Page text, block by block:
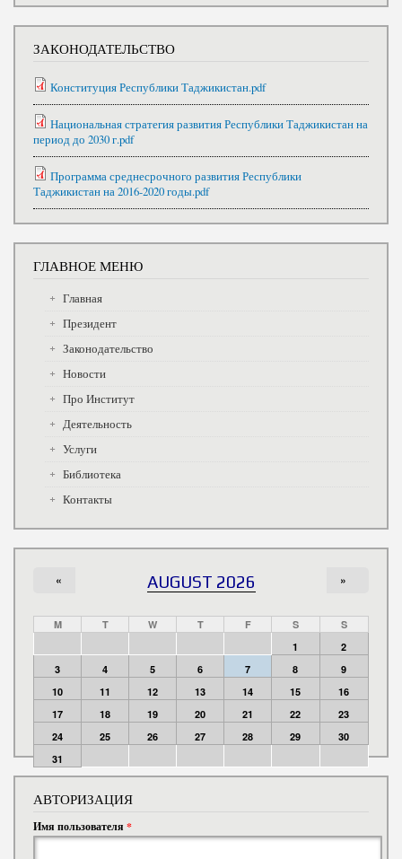
ЗАКОНОДАТЕЛЬСТВО
Конституция Республики Таджикистан.pdf
Национальная стратегия развития Республики Таджикистан на
период до 2030 г.pdf
Программа среднесрочного развития Республики
Таджикистан на 2016-2020 годы.pdf
ГЛАВНОЕ МЕНЮ
Главная
Президент
Законодательство
Новости
Про Институт
Деятельность
Услуги
Библиотека
Контакты
AUGUST 2026
« »
M T W T F S
S
1
2
3
4 5 6 7 8
9
10
11 12 13 14 15
16
17
18 19 20 21 22
23
24
25 26 27 28 29
30
31
АВТОРИЗАЦИЯ
Имя пользователя *